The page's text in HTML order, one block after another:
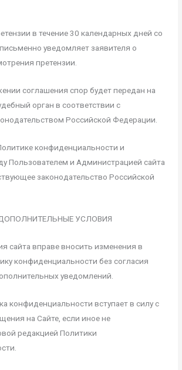
в течение 30 календарных дней со
уведомляет заявителя о
претензии.
соглашения спор будет передан на
орган в соответствии с
Российской Федерации.
конфиденциальности и
Пользователем и Администрацией сайта
законодательство Российской
УСЛОВИЯ
сайта вправе вносить изменения в
конфиденциальности без согласия
уведомлений.
конфиденциальности вступает в силу с
на Сайте, если иное не
редакцией Политики